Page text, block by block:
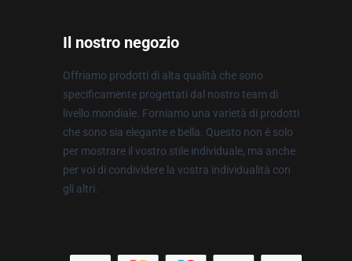
Il nostro negozio
Offriamo prodotti di alta qualità che sono
specificamente progettati dal nostro team di
livello mondiale. Forniamo una varietà di prodotti
che sono sia elegante e bella. Questo non è solo
per mostrare il vostro stile individuale, ma anche
per voi di condividere la vostra individualità con
gli altri.